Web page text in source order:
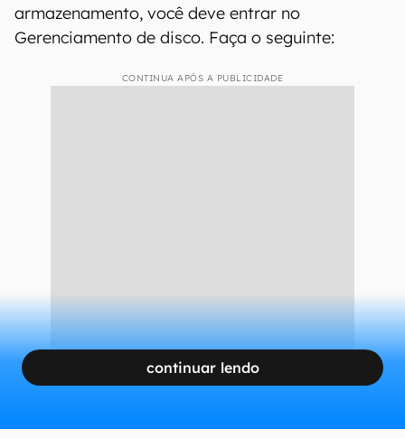
armazenamento, você deve entrar no
Gerenciamento de disco. Faça o seguinte:
CONTINUA APÓS A PUBLICIDADE
continuar lendo